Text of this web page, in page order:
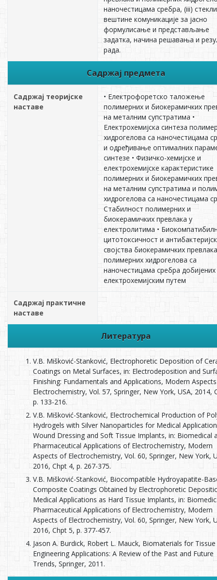
наночестицама сребра, (iii) стекли
вештине комуникације за јасно
формулисање и представљање
задатка, начина решавања и
рада.
Садржај предмета
Садржај теоријске
наставе
• Електрофоретско таложење
полимерних и биокерамичких
на металним супстратима •
Електрохемијска синтеза
хидрогелова са наночестицама
и одређивање оптималних
синтезе • Физичко-хемијске и
електрохемијске карактеристике
полимерних и биокерамичких
на металним супстратима и
хидрогелова са наночестицама
Стабилност полимерних и
биокерамичких превлака у
електролитима •
цитотоксичност и
својства биокерамичких
полимерних хидрогелова са
наночестицама сребра добијених
електрохемијским путем
Садржај практичне
наставе
Литература
V.B. Mišković-Stanković, Electrophoretic Deposition of
Coatings on Metal Surfaces, in: Electrodeposition and
Finishing: Fundamentals and Applications, Modern
Electrochemistry, Vol. 57, Springer, New York, USA, 2014,
p. 133-216.
V.B. Mišković-Stanković, Electrochemical Production of
Hydrogels with Silver Nanoparticles for Medical
Wound Dressing and Soft Tissue Implants, in: Biomedical
Pharmaceutical Applications of Electrochemistry, Modern
Aspects of Electrochemistry, Vol. 60, Springer, New York,
2016, Chpt 4, p. 267-375.
V.B. Mišković-Stanković, Biocompatible Hydroyapatite-
Composite Coatings Obtained by Electrophoretic
Medical Applications as Hard Tissue Implants, in:
Pharmaceutical Applications of Electrochemistry, Modern
Aspects of Electrochemistry, Vol. 60, Springer, New York,
2016, Chpt 5, p. 377-457.
Jason A. Burdick, Robert L. Mauck, Biomaterials for Tissue
Engineering Applications: A Review of the Past and Future
Trends, Springer, 2011.